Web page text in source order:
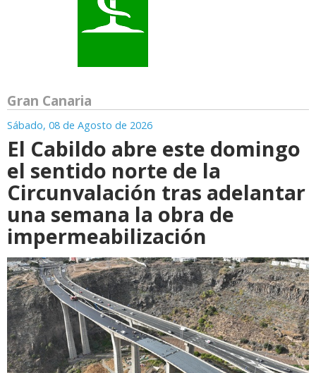
Gran Canaria
Sábado, 08 de Agosto de 2026
El Cabildo abre este domingo
el sentido norte de la
Circunvalación tras adelantar
una semana la obra de
impermeabilización